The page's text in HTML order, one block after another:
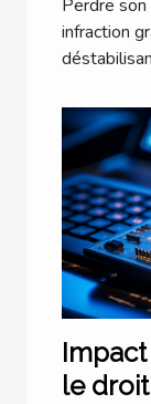
Perdre
infraction
le